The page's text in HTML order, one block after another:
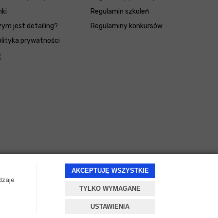
AKCEPTUJĘ WSZYSTKIE
TYLKO WYMAGANE
USTAWIENIA
jest detailing?
prywatności
Regulamin szkoleń
Regulaminy konkursów